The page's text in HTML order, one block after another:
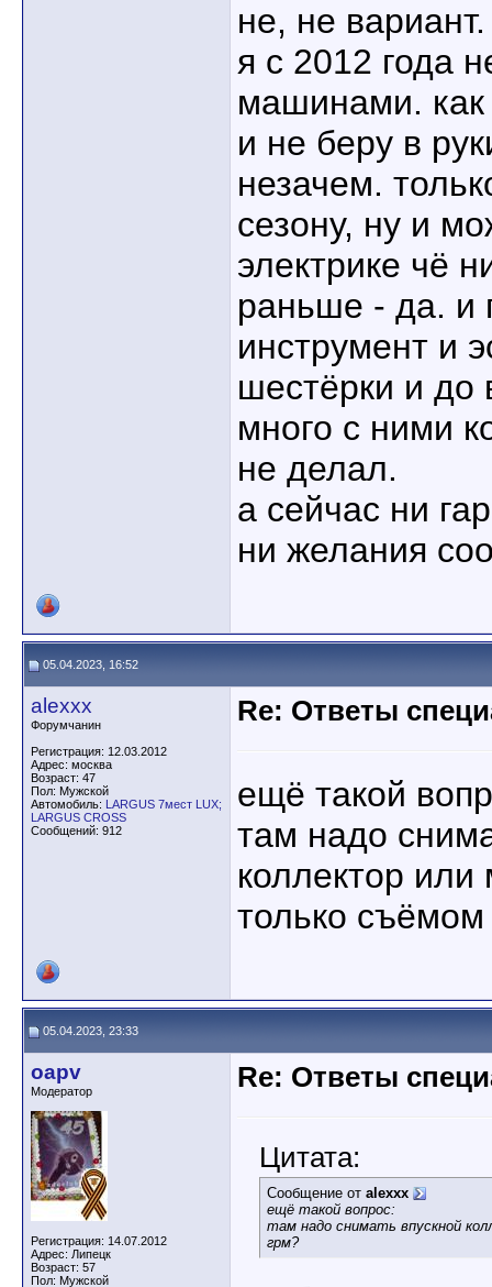
не, не вариант.
я с 2012 года
машинами. как
и не беру в
незачем.
сезону, ну и
электрике чё
раньше - да. и
инструмент и
шестёрки и до
много с ними
не делал.
а сейчас ни
ни желания
05.04.2023, 16:52
alexxx
Форумчанин
Регистрация: 12.03.2012
Адрес: москва
Возраст: 47
Пол: Мужской
Автомобиль: LARGUS 7мест LUX;
LARGUS CROSS
Сообщений: 912
Re: Ответы
ещё такой
там надо
коллектор
только съёмом
05.04.2023, 23:33
oapv
Модератор
Регистрация: 14.07.2012
Адрес: Липецк
Возраст: 57
Пол: Мужской
Re: Ответы
Цитата:
Сообщение от alexxx
ещё такой вопрос:
там надо снимать впускной
грм?